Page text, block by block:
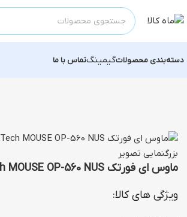
دسته‌بندی محصولاتگیمینگتماس با ما
بزرگنمایی تصویر
ماوس ای فورتک A4Tech MOUSE OP-560 NUS
ویژگی های کالا: